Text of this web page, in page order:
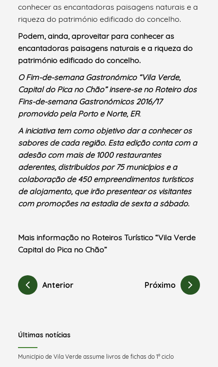
conhecer as encantadoras paisagens naturais e a
riqueza do património edificado do concelho.
Podem, ainda, aproveitar para conhecer as
encantadoras paisagens naturais e a riqueza do
património edificado do concelho.
O Fim-de-semana Gastronómico “Vila Verde,
Capital do Pica no Chão” insere-se no Roteiro dos
Fins-de-semana Gastronómicos 2016/17
promovido pela Porto e Norte, ER.
A iniciativa tem como objetivo dar a conhecer os
sabores de cada região. Esta edição conta com a
adesão com mais de 1000 restaurantes
aderentes, distribuídos por 75 municípios e a
colaboração de 450 empreendimentos turísticos
de alojamento, que irão presentear os visitantes
com promoções na estadia de sexta a sábado.
Mais informação no Roteiros Turístico “Vila Verde
Capital do Pica no Chão”
Anterior Próximo
Últimas notícias
Município de Vila Verde assume livros de fichas do 1º ciclo